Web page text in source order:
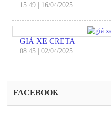
15:49 16/04/2025
GIÁ XE CRETA
08:45 02/04/2025
FACEBOOK